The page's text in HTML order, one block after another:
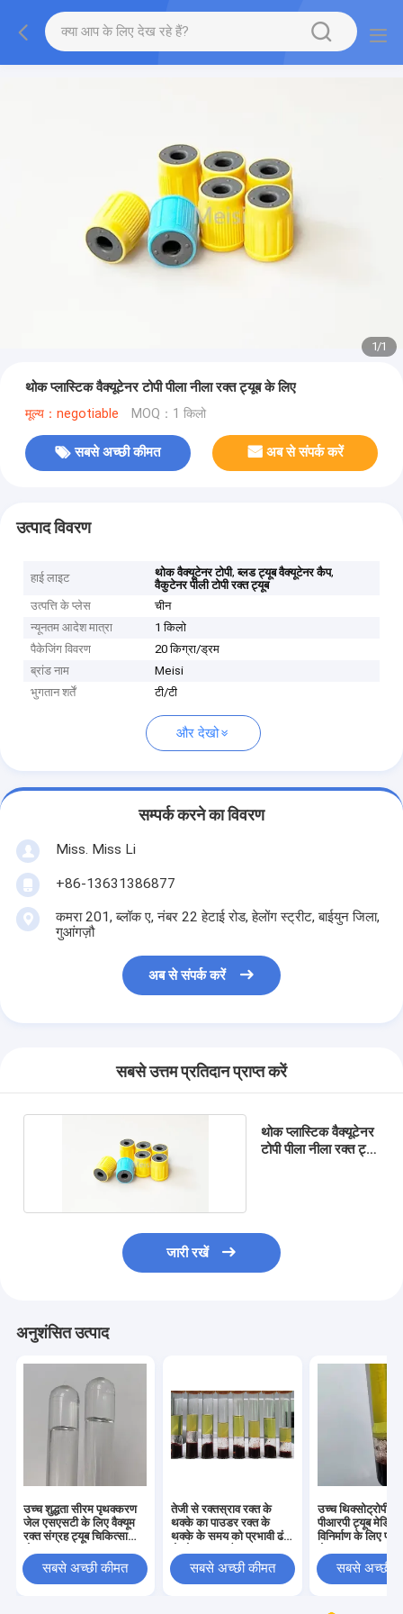
1/1
थोक प्लास्टिक वैक्यूटेनर टोपी पीला नीला रक्त ट्यूब के लिए
मूल्य：negotiable MOQ：1 किलो
सबसे अच्छी कीमत अब से संपर्क करें
उत्पाद विवरण
हाई लाइट थोक वैक्यूटेनर टोपी,ब्लड ट्यूब वैक्यूटेनर कैप,
वैकुटेनर पीली टोपी रक्त ट्यूब
उत्पत्ति के प्लेस
चीन
न्यूनतम आदेश मात्रा
1 किलो
पैकेजिंग विवरण
20 किग्रा/ड्रम
ब्रांड नाम
Meisi
भुगतान शर्तें
टी/टी
और देखो
सम्पर्क करने का विवरण
Miss. Miss Li
+86-13631386877
कमरा 201, ब्लॉक ए, नंबर 22 हेटाई रोड, हेलोंग स्ट्रीट, बाईयुन जिला,
गुआंगज़ौ
अब से संपर्क करें
सबसे उत्तम प्रतिदान प्राप्त करें
थोक प्लास्टिक वैक्यूटेनर
टोपी पीला नीला रक्त ट्यूब
जारी रखें
अनुशंसित उत्पाद
उच्च शुद्धता सीरम पृथक्करण
जेल एसएसटी के लिए वैक्यूम
रक्त संग्रह ट्यूब चिकित्सा
सबसे अच्छी कीमत
तेजी से रक्तस्राव रक्त के
थक्के का पाउडर रक्त के
थक्के के समय को प्रभावी ढंग
सबसे अच्छी कीमत
उच्च थिक्सोट्रोपी
पीआरपी ट्यूब
विनिर्माण के लिए
सबसे अच्छी